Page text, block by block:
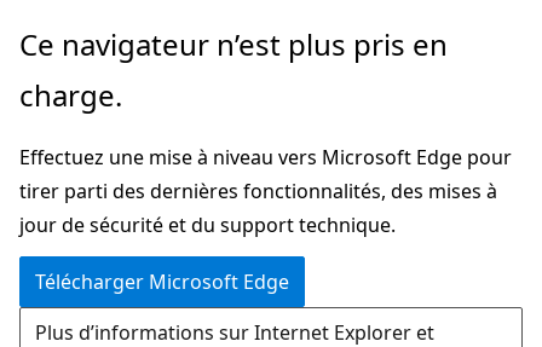
Passer
directement
au
principal
Ce navigateur n’est plus pris en
charge.
Effectuez une mise à niveau vers Microsoft Edge pour
tirer parti des dernières fonctionnalités, des mises à
jour de sécurité et du support technique.
Télécharger Microsoft Edge
Plus d’informations sur Internet Explorer et